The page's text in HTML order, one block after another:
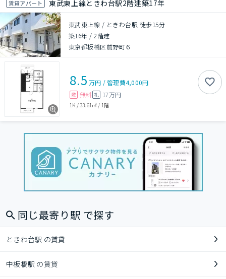
賃貸アパート 東武東上線ときわ台駅2階建築17年
東武東上線 / ときわ台駅 徒歩15分
築16年 /2階建
東京都板橋区前野町６
8.5 万円 /管理費4,000円
敷 無料 礼 17万円
1K /33.61㎡ / 1階
同じ最寄り駅 で探す
ときわ台駅 の賃貸
中板橋駅 の賃貸